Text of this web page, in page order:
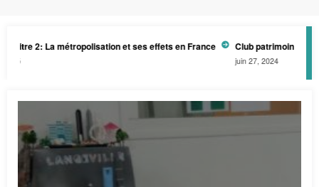
métropolisation et ses effets en France Club patrimoine-architecture: